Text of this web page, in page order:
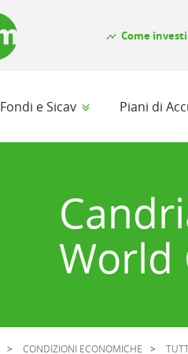
timeline Come
Fondi e Sicav Piani di
World
CONDIZIONI ECONOMICHE